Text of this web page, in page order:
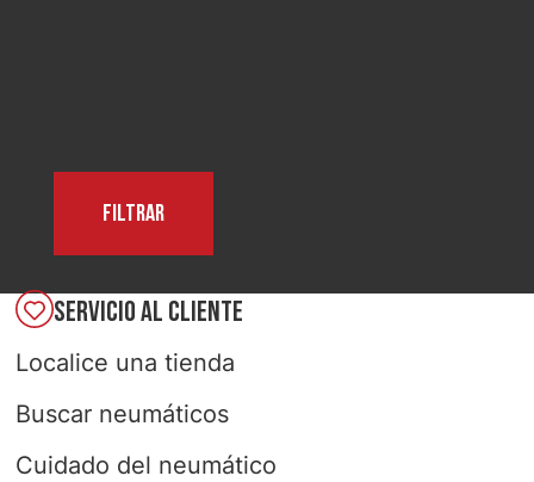
Filtrar
SERVICIO AL CLIENTE
Localice una tienda
Buscar neumáticos
Cuidado del neumático